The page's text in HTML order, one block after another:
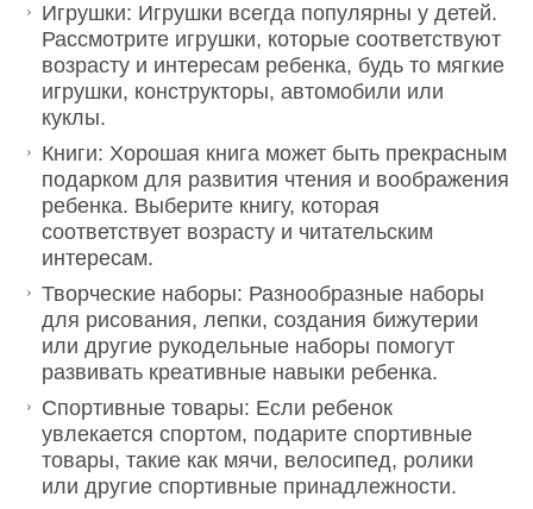
Игрушки: Игрушки всегда популярны у детей.
Рассмотрите игрушки, которые соответствуют
возрасту и интересам ребенка, будь то мягкие
игрушки, конструкторы, автомобили или
куклы.
Книги: Хорошая книга может быть прекрасным
подарком для развития чтения и воображения
ребенка. Выберите книгу, которая
соответствует возрасту и читательским
интересам.
Творческие наборы: Разнообразные наборы
для рисования, лепки, создания бижутерии
или другие рукодельные наборы помогут
развивать креативные навыки ребенка.
Спортивные товары: Если ребенок
увлекается спортом, подарите спортивные
товары, такие как мячи, велосипед, ролики
или другие спортивные принадлежности.